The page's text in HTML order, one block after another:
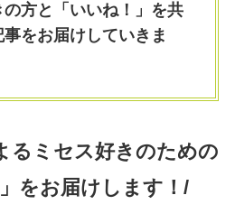
方と「いいね！」を共
をお届けしていきま
るミセス好きのための
をお届けします！/